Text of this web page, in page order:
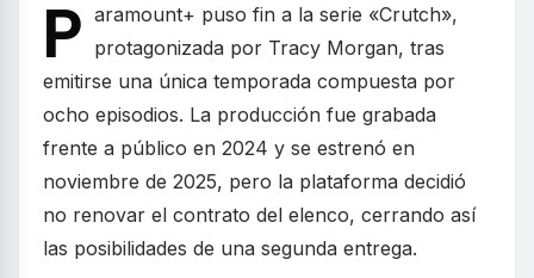
P aramount+ puso fin a la serie «Crutch»,
protagonizada por Tracy Morgan, tras
emitirse una única temporada compuesta por
ocho episodios. La producción fue grabada
frente a público en 2024 y se estrenó en
noviembre de 2025, pero la plataforma decidió
no renovar el contrato del elenco, cerrando así
las posibilidades de una segunda entrega.